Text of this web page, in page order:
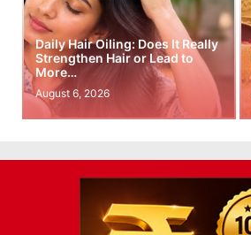
Daily Hair Oiling: Does It Really
Strengthen Hair or Lead to
More…
August 6, 2026